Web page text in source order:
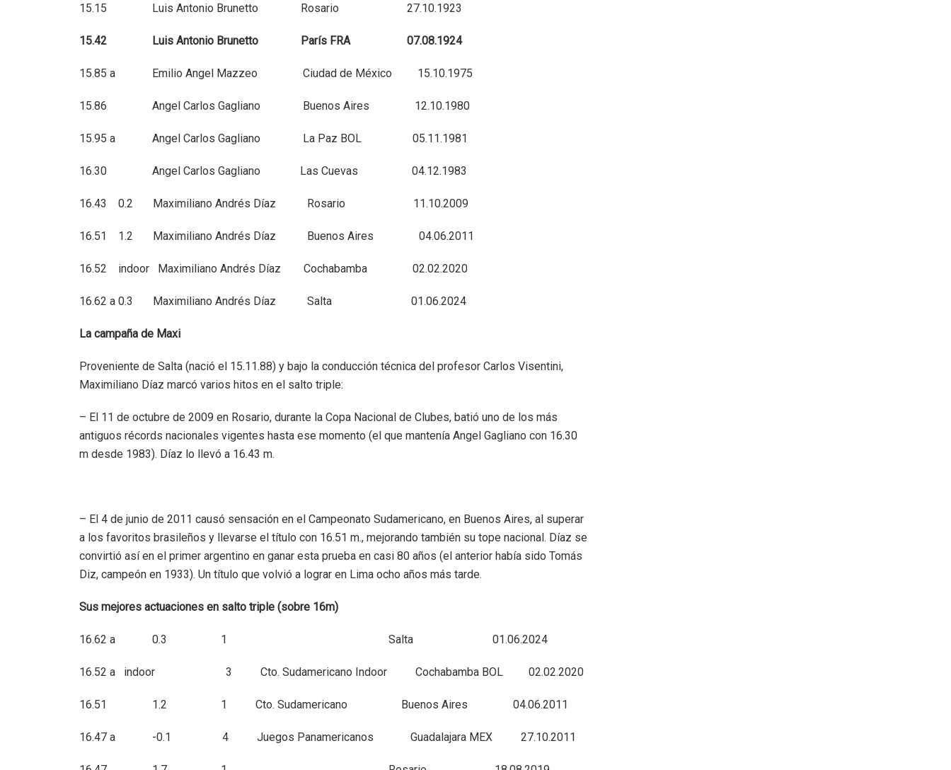
15.15 Luis Antonio Brunetto Rosario 27.10.1923
15.42 Luis Antonio Brunetto París FRA 07.08.1924
15.85 a Emilio Angel Mazzeo Ciudad de México 15.10.1975
15.86 Angel Carlos Gagliano Buenos Aires 12.10.1980
15.95 a Angel Carlos Gagliano La Paz BOL 05.11.1981
16.30 Angel Carlos Gagliano Las Cuevas 04.12.1983
16.43 0.2 Maximiliano Andrés Díaz Rosario 11.10.2009
16.51 1.2 Maximiliano Andrés Díaz Buenos Aires 04.06.2011
16.52 indoor Maximiliano Andrés Díaz Cochabamba 02.02.2020
16.62 a 0.3 Maximiliano Andrés Díaz Salta 01.06.2024
La campaña de Maxi
Proveniente de Salta (nació el 15.11.88) y bajo la conducción técnica del profesor Carlos Visentini,
Maximiliano Díaz marcó varios hitos en el salto triple:
– El 11 de octubre de 2009 en Rosario, durante la Copa Nacional de Clubes, batió uno de los más
antiguos récords nacionales vigentes hasta ese momento (el que mantenía Angel Gagliano con 16.30
m desde 1983). Díaz lo llevó a 16.43 m.
– El 4 de junio de 2011 causó sensación en el Campeonato Sudamericano, en Buenos Aires, al superar
a los favoritos brasileños y llevarse el título con 16.51 m., mejorando también su tope nacional. Díaz se
convirtió así en el primer argentino en ganar esta prueba en casi 80 años (el anterior había sido Tomás
Diz, campeón en 1933). Un título que volvió a lograr en Lima ocho años más tarde.
Sus mejores actuaciones en salto triple (sobre 16m)
16.62 a 0.3 1 Salta 01.06.2024
16.52 a indoor 3 Cto. Sudamericano Indoor Cochabamba BOL 02.02.2020
16.51 1.2 1 Cto. Sudamericano Buenos Aires 04.06.2011
16.47 a -0.1 4 Juegos Panamericanos Guadalajara MEX 27.10.2011